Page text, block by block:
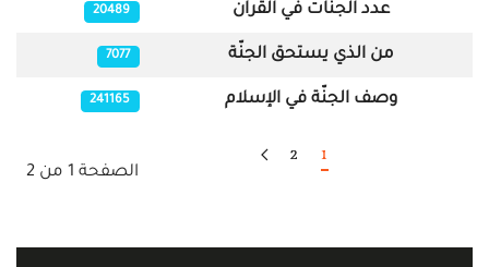
عدد الجنّات في القرآن 20489
من الذي يستحق الجنّة 7077
وصف الجنّة في الإسلام 241165
الصفحة 1 من 2
1
2